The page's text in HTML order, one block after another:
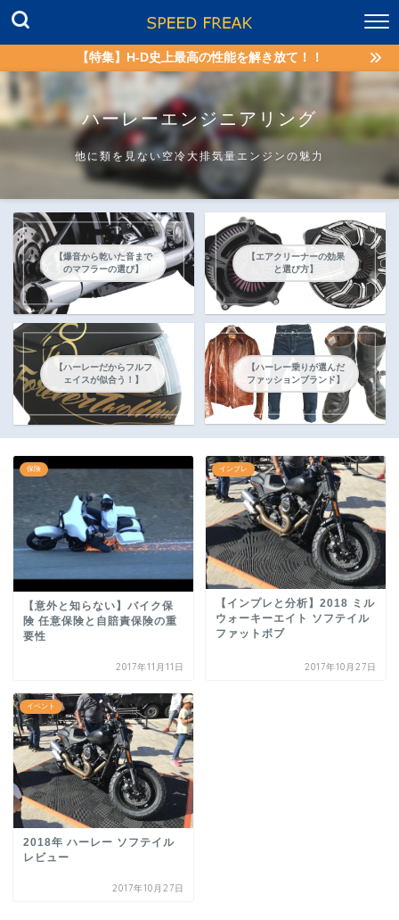
【特集】H-D史上最高の性能を解き放て！！
ハーレーエンジニアリング
他に類を見ない空冷大排気量エンジンの魅力
【爆音から乾いた音まで
のマフラーの選び】
【エアクリーナーの効果
と選び方】
【ハーレーだからフルフ
ェイスが似合う！】
【ハーレー乗りが選んだ
ファッションブランド】
保険
【意外と知らない】バイク保
険 任意保険と自賠責保険の重
要性
2017年11月11日
インプレ
【インプレと分析】2018 ミル
ウォーキーエイト ソフテイル
ファットボブ
2017年10月27日
イベント
2018年 ハーレー ソフテイル
レビュー
2017年10月27日